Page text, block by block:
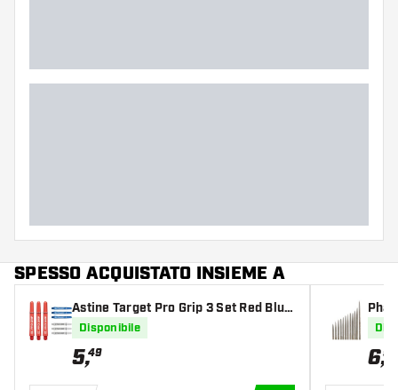
SPESSO ACQUISTATO INSIEME A
Astine Target Pro Grip 3 Set Red Blue
White
Disponibile
5,49
er
6,95